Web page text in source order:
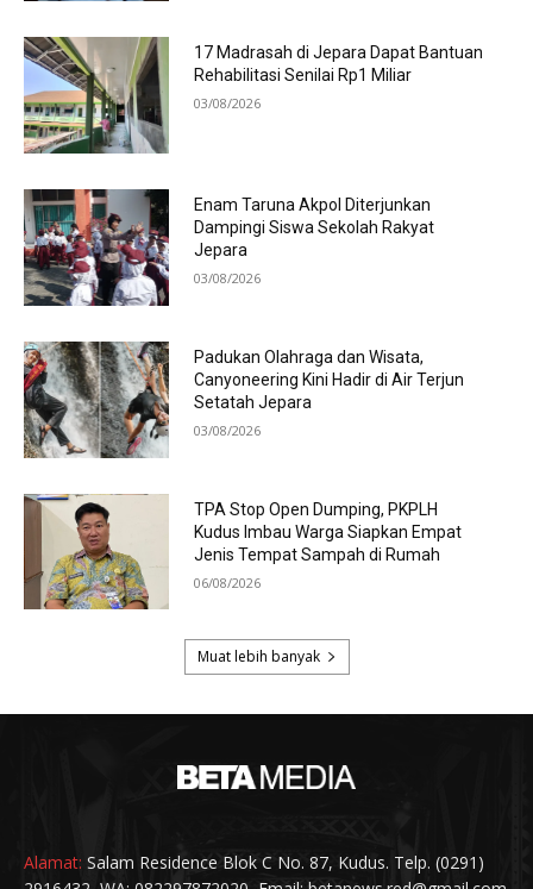
Alamat: Salam Residence Blok C No. 87, Kudus. Telp. (0291)